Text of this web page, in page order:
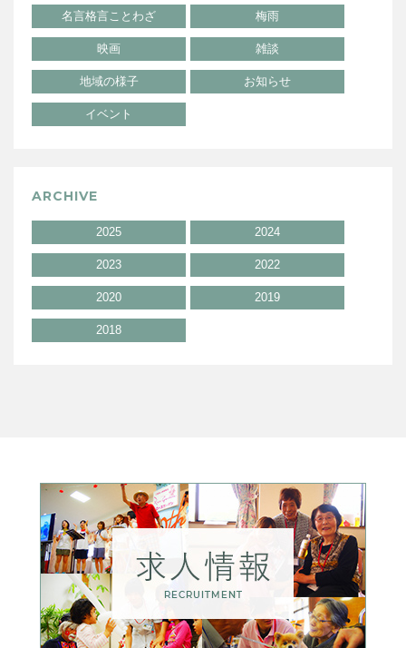
名言格言ことわざ 梅雨
映画 雑談
地域の様子 お知らせ
イベント
ARCHIVE
2025 2024
2023 2022
2020 2019
2018